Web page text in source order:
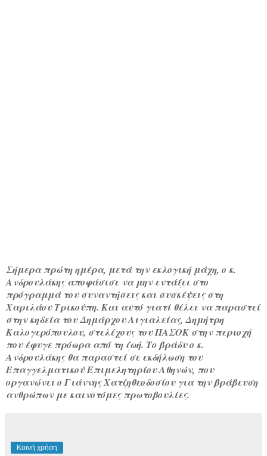
Σήμερα πρώτη ημέρα, μετά την εκλογική μάχη, ο κ.
Ανδρουλάκης αποφάσισε να μην εντάξει στο
πρόγραμμά του συναντήσεις και συσκέψεις στη
Χαριλάου Τρικούπη. Και αυτό γιατί θέλει να παραστεί
στην κηδεία του Δημάρχου Αιγιαλείας, Δημήτρη
Καλογερόπουλου, στελέχους του ΠΑΣΟΚ στην περιοχή
που έφυγε πρόωρα από τη ζωή. Το βράδυ ο κ.
Ανδρουλάκης θα παραστεί σε εκδήλωση του
Επαγγελματικού Επιμελητηρίου Αθηνών, που
οργανώνει ο Γιάννης Χατζηθεοδοσίου για την βράβευση
ανθρώπων με καινοτόμες πρωτοβουλίες.
Κοινή χρήση